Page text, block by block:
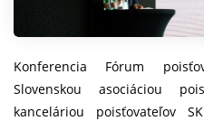
Konferencia Fórum
Slovenskou asociáciou
kanceláriou poisťovateľov